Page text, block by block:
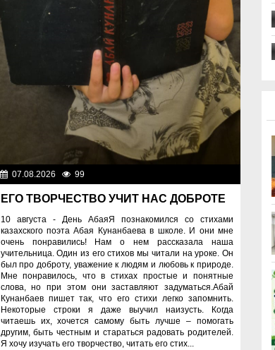
07.08.2026 99
ЕГО ТВОРЧЕСТВО УЧИТ НАС ДОБРОТЕ
10 августа - День АбаяЯ познакомился со стихами
казахского поэта Абая Кунанбаева в школе. И они мне
очень понравились! Нам о нем рассказала наша
учительница. Один из его стихов мы читали на уроке. Он
был про доброту, уважение к людям и любовь к природе.
Мне понравилось, что в стихах простые и понятные
слова, но при этом они заставляют задуматься.Абай
Кунанбаев пишет так, что его стихи легко запомнить.
Некоторые строки я даже выучил наизусть. Когда
читаешь их, хочется самому быть лучше – помогать
другим, быть честным и стараться радовать родителей.
Я хочу изучать его творчество, читать его стих...